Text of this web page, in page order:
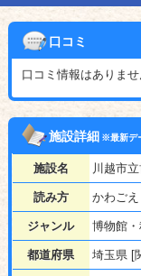
口コミ
口コミ情報はありませ
施設詳
※最新デ
施設名 川越市
読み方 かわご
ジャンル 博物館
都道府県 埼玉県 [